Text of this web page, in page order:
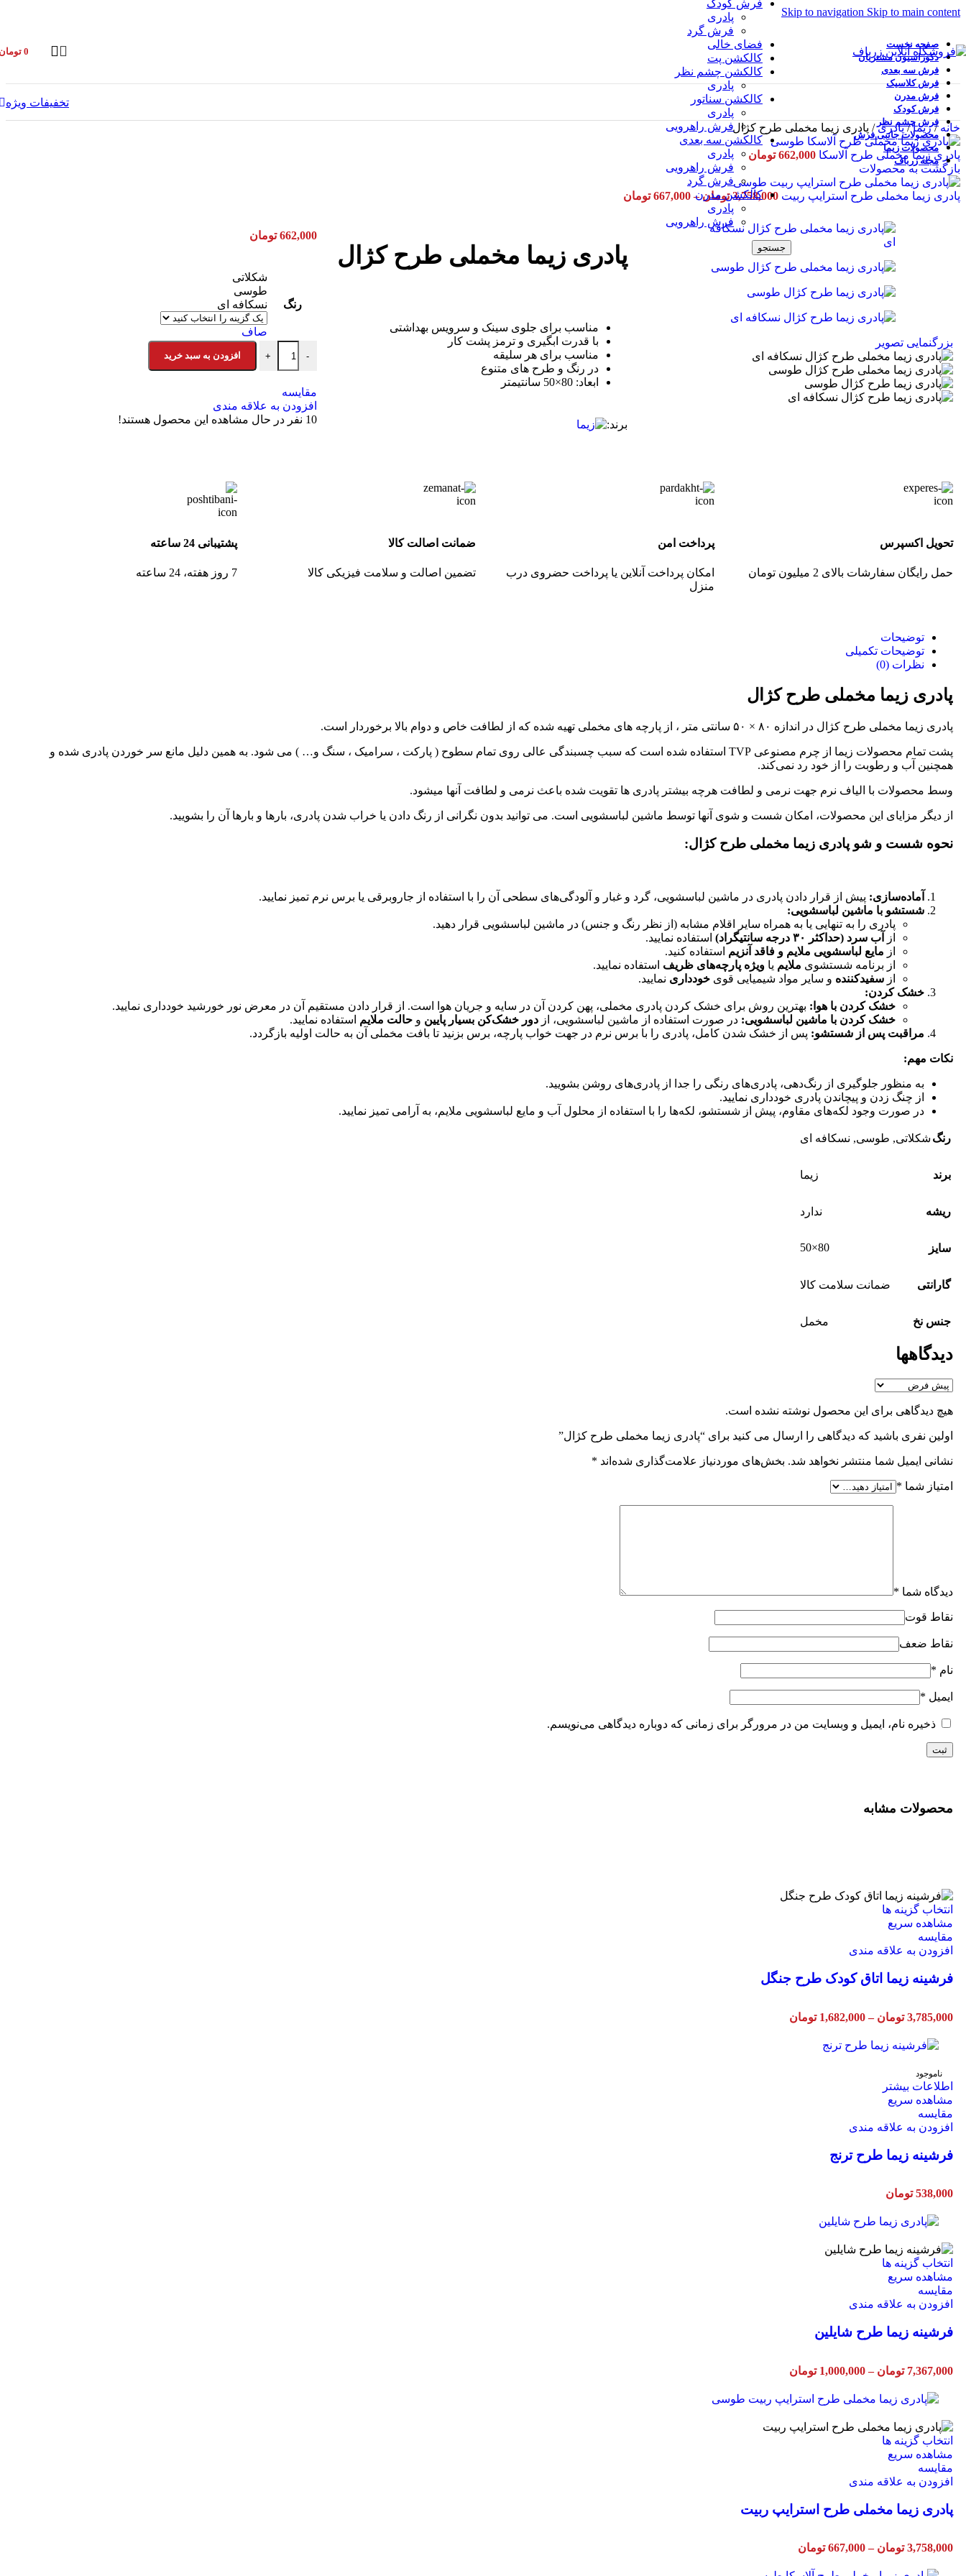
Skip to navigation Skip to main content
فرش کودک
پادری
فرش گرد
فضای خالی
کالکشن پت
کالکشن چشم نظر
پادری
کالکشن سناتور
پادری
فرش راهرویی
کالکشن سه بعدی
پادری
فرش راهرویی
فرش گرد
کالکشن مدرن
پادری
فرش راهرویی
جستجو
0
صفحه نخست
دکوراسیون مشتریان
فرش سه بعدی
فرش کلاسیک
فرش مدرن
فرش کودک
فرش چشم نظر
محصولات جانبی فرش
محصولات زیما
مجله زرباف
تخفیفات ویژه
خانه/ زیما/ پادری/ پادری زیما مخملی طرح کژال
پادری زیما مخملی طرح آلاسکا 662,000 تومان
بازگشت به محصولات
پادری زیما مخملی طرح استرایپ ربیت 3,758,000 تومان –
667,000 تومان
بزرگنمایی تصویر
پادری زیما مخملی طرح کژال
مناسب برای جلوی سینک و سرویس بهداشتی
با قدرت ابگیری و ترمز پشت کار
مناسب برای هر سلیقه
در رنگ و طرح های متنوع
ابعاد: 80×50 سانتیمتر
برند:
662,000 تومان
رنگ
شکلاتی
طوسی
نسکافه ای
صاف
-
+ افزودن به سبد خرید
مقایسه
افزودن به علاقه مندی
10 نفر در حال مشاهده این محصول هستند!
تحویل اکسپرس
حمل رایگان سفارشات بالای 2 میلیون تومان
پرداخت امن
امکان پرداخت آنلاین یا پرداخت حضروی درب
منزل
ضمانت اصالت کالا
تضمین اصالت و سلامت فیزیکی کالا
پشتیبانی 24 ساعته
7 روز هفته، 24 ساعته
توضیحات
توضیحات تکمیلی
نظرات (0)
پادری زیما مخملی طرح کژال
پادری زیما مخملی طرح کژال در اندازه ۸۰ × ۵۰ سانتی متر ، از پارچه های مخملی تهیه شده که از لطافت خاص و دوام بالا برخوردار است.
پشت تمام محصولات زیما از چرم مصنوعی TVP استفاده شده است که سبب چسبندگی عالی روی تمام سطوح ( پارکت ، سرامیک ، سنگ و… ) می شود. به همین دلیل مانع سر خوردن پادری شده و
همچنین آب و رطوبت را از خود رد نمی‌کند.
وسط محصولات با الیاف نرم جهت نرمی و لطافت هرچه بیشتر پادری ها تقویت شده باعث نرمی و لطافت آنها میشود.
از دیگر مزایای این محصولات، امکان شست و شوی آنها توسط ماشین لباسشویی است. می توانید بدون نگرانی از رنگ دادن یا خراب شدن پادری، بارها و بارها آن را بشویید.
نحوه شست و شو پادری زیما مخملی طرح کژال:
آماده‌سازی: پیش از قرار دادن پادری در ماشین لباسشویی، گرد و غبار و آلودگی‌های سطحی آن را با استفاده از جاروبرقی یا برس نرم تمیز نمایید.
شستشو با ماشین لباسشویی:
پادری را به تنهایی یا به همراه سایر اقلام مشابه (از نظر رنگ و جنس) در ماشین لباسشویی قرار دهید.
از
آب سرد (حداکثر ۳۰ درجه سانتیگراد)
استفاده نمایید.
از مایع لباسشویی ملایم و فاقد آنزیم استفاده کنید.
از برنامه شستشوی ملایم یا ویژه پارچه‌های ظریف استفاده نمایید.
از سفیدکننده و سایر مواد شیمیایی قوی خودداری نمایید.
خشک کردن:
خشک کردن با هوا: بهترین روش برای خشک کردن پادری مخملی، پهن کردن آن در سایه و جریان هوا است. از قرار دادن مستقیم آن در معرض نور خورشید خودداری نمایید.
خشک کردن با ماشین لباسشویی: در صورت استفاده از ماشین لباسشویی، از دور خشک‌کن بسیار پایین و حالت ملایم استفاده نمایید.
مراقبت پس از شستشو: پس از خشک شدن کامل، پادری را با برس نرم در جهت خواب پارچه، برس بزنید تا بافت مخملی آن به حالت اولیه بازگردد.
نکات مهم:
به منظور جلوگیری از رنگ‌دهی، پادری‌های رنگی را جدا از پادری‌های روشن بشویید.
از چنگ زدن و پیچاندن پادری خودداری نمایید.
در صورت وجود لکه‌های مقاوم، پیش از شستشو، لکه‌ها را با استفاده از محلول آب و مایع لباسشویی ملایم، به آرامی تمیز نمایید.
رنگ شکلاتی, طوسی, نسکافه ای
برند زیما
ریشه ندارد
سایز 80×50
گارانتی ضمانت سلامت کالا
جنس نخ مخمل
دیدگاهها
هیچ دیدگاهی برای این محصول نوشته نشده است.
اولین نفری باشید که دیدگاهی را ارسال می کنید برای “پادری زیما مخملی طرح کژال”
نشانی ایمیل شما منتشر نخواهد شد. بخش‌های موردنیاز علامت‌گذاری شده‌اند *
امتیاز شما *
دیدگاه شما *
نقاط قوت
نقاط ضعف
نام *
ایمیل *
ذخیره نام، ایمیل و وبسایت من در مرورگر برای زمانی که دوباره دیدگاهی می‌نویسم.
محصولات مشابه
انتخاب گزینه ها
مشاهده سریع
مقایسه
افزودن به علاقه مندی
فرشینه زیما اتاق کودک طرح جنگل
3,785,000 تومان –
1,682,000 تومان
ناموجود
اطلاعات بیشتر
مشاهده سریع
مقایسه
افزودن به علاقه مندی
فرشینه زیما طرح ترنج
538,000 تومان
انتخاب گزینه ها
مشاهده سریع
مقایسه
افزودن به علاقه مندی
فرشینه زیما طرح شایلین
7,367,000 تومان –
1,000,000 تومان
انتخاب گزینه ها
مشاهده سریع
مقایسه
افزودن به علاقه مندی
پادری زیما مخملی طرح استرایپ ربیت
3,758,000 تومان –
667,000 تومان